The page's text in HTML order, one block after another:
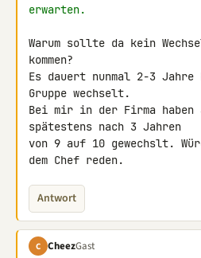
erwarten.
Warum sollte da kein
kommen?
Es dauert nunmal 2-3 Jahre
Gruppe wechselt.
Bei mir in der Firma haben
spätestens nach 3 Jahren
von 9 auf 10 gewechslt.
dem Chef reden.
Antwort
C CheezGast